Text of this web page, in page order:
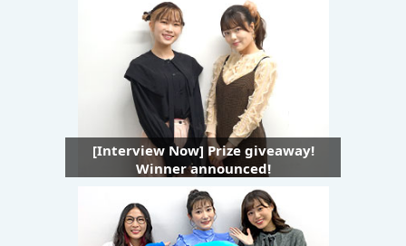
[Interview Now] Prize giveaway!
Winner announced!